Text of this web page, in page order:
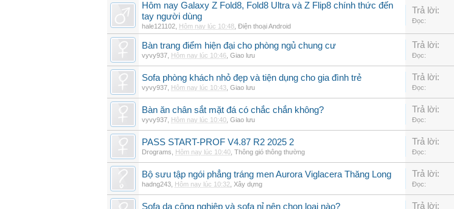
Hôm nay Galaxy Z Fold8, Fold8 Ultra và Z Flip8 chính thức đến
tay người dùng
hale121102 Hôm nay lúc 10:48 Điện thoại Android
Trả lời:
Đọc:
Bàn trang điểm hiện đại cho phòng ngủ chung cư
vyvy937 Hôm nay lúc 10:46 Giao lưu
Trả lời:
Đọc:
Sofa phòng khách nhỏ đẹp và tiện dụng cho gia đình trẻ
vyvy937 Hôm nay lúc 10:43 Giao lưu
Trả lời:
Đọc:
Bàn ăn chân sắt mặt đá có chắc chắn không?
vyvy937 Hôm nay lúc 10:40 Giao lưu
Trả lời:
Đọc:
PASS START-PROF V4.87 R2 2025 2
Drograms Hôm nay lúc 10:40 Thông gió thông thường
Trả lời:
Đọc:
Bộ sưu tập ngói phẳng tráng men Aurora Viglacera Thăng Long
hadng243 Hôm nay lúc 10:32 Xây dựng
Trả lời:
Đọc:
Sofa da công nghiệp và sofa nỉ nên chọn loại nào? Trả lời: